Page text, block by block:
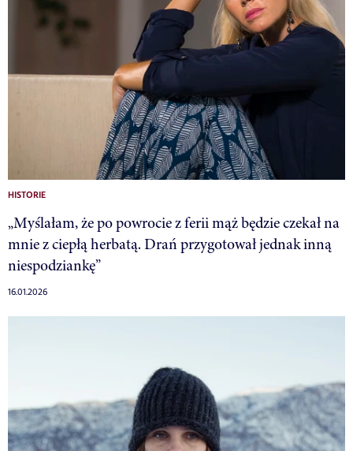
HISTORIE
„Myślałam, że po powrocie z ferii mąż będzie czekał na
mnie z ciepłą herbatą. Drań przygotował jednak inną
niespodziankę”
16.01.2026